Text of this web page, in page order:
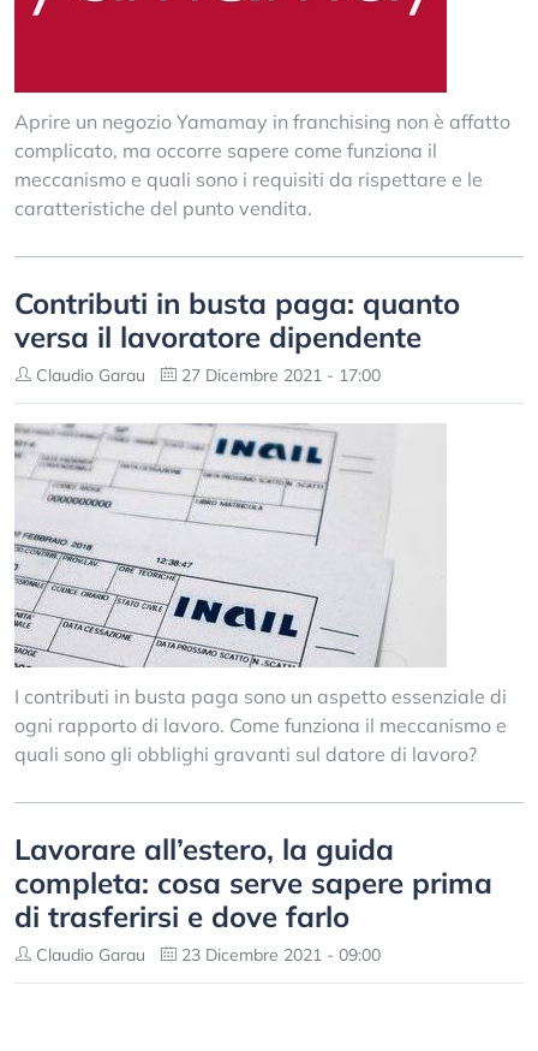
Aprire un negozio Yamamay in franchising non è affatto
complicato, ma occorre sapere come funziona il
meccanismo e quali sono i requisiti da rispettare e le
caratteristiche del punto vendita.
Contributi in busta paga: quanto
versa il lavoratore dipendente
Claudio Garau 27 Dicembre 2021 - 17:00
I contributi in busta paga sono un aspetto essenziale di
ogni rapporto di lavoro. Come funziona il meccanismo e
quali sono gli obblighi gravanti sul datore di lavoro?
Lavorare all’estero, la guida
completa: cosa serve sapere prima
di trasferirsi e dove farlo
Claudio Garau 23 Dicembre 2021 - 09:00